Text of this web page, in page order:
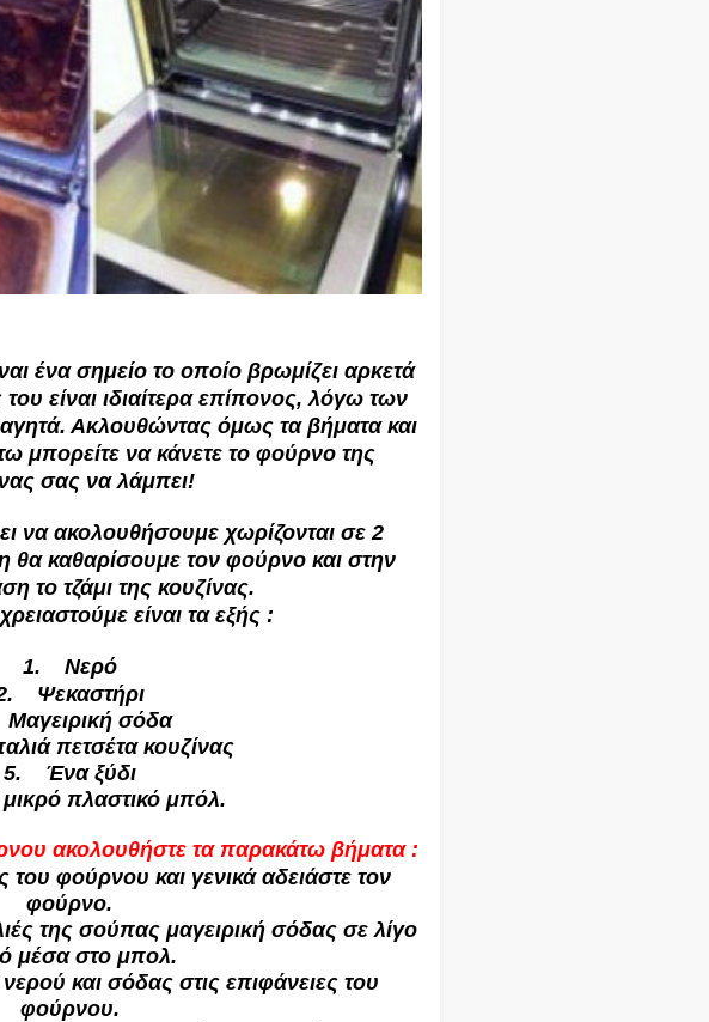
ένα σημείο το οποίο βρωμίζει αρκετά
είναι ιδιαίτερα επίπονος, λόγω των
Ακλουθώντας όμως τα βήματα και
μπορείτε να κάνετε το φούρνο της
σας να λάμπει!
να ακολουθήσουμε χωρίζονται σε 2
καθαρίσουμε τον φούρνο και στην
το τζάμι της κουζίνας.
είναι τα εξής :
1. Νερό
Ψεκαστήρι
σόδα
πετσέτα κουζίνας
5. Ένα ξύδι
πλαστικό μπόλ.
ακολουθήστε τα παρακάτω βήματα :
φούρνου και γενικά αδειάστε τον
φούρνο.
της σούπας μαγειρική σόδας σε λίγο
μέσα στο μπολ.
και σόδας στις επιφάνειες του
φούρνου.